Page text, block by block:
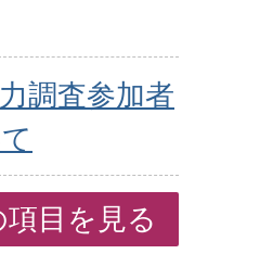
調査参加者
目を見る